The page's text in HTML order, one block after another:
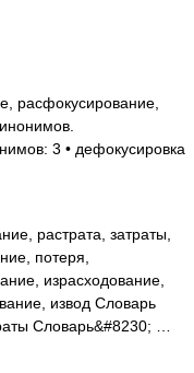
расфокусирование,
3 • дефокусировка
растрата, затраты,
потеря,
израсходование,
извод Словарь
Словарь&#8230; …